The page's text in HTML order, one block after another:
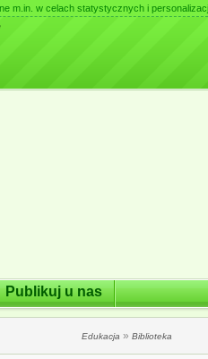
m.in. w celach statystycznych i
Publikuj u nas
Edukacja » Biblioteka